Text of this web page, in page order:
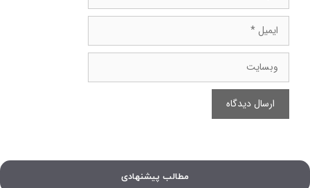
ایمیل
وبسایت
مطالب پیشنهادی